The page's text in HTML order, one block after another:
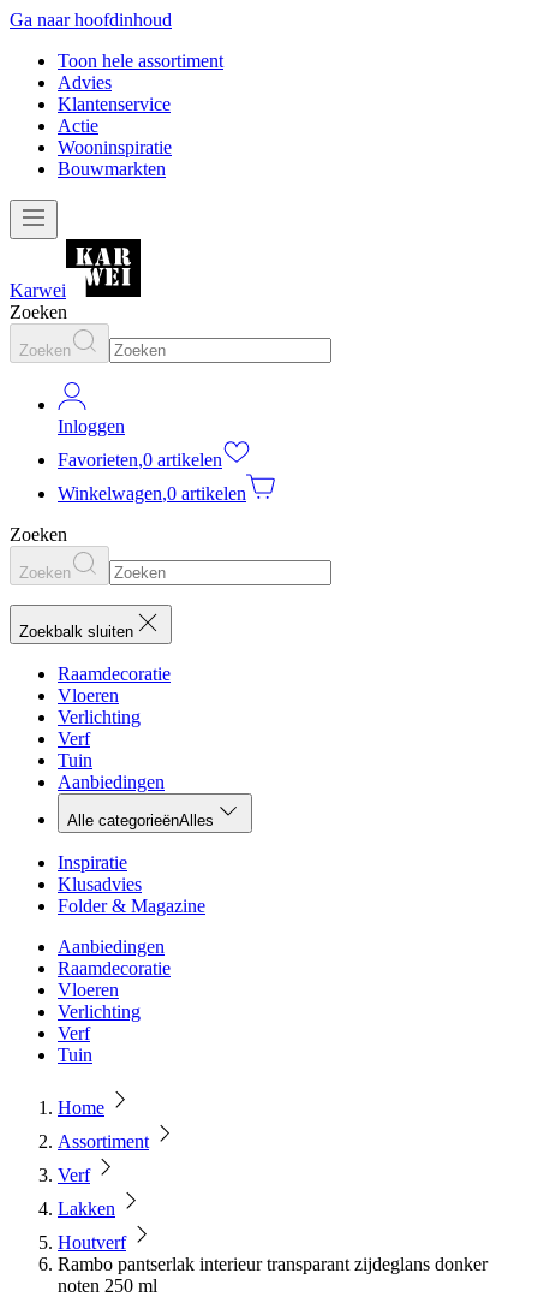
Ga naar hoofdinhoud
Toon hele assortiment
Advies
Klantenservice
Actie
Wooninspiratie
Bouwmarkten
Karwei
Zoeken
Zoeken
Inloggen
Favorieten,0 artikelen
Winkelwagen,0 artikelen
Zoeken
Zoeken
Zoekbalk sluiten
Raamdecoratie
Vloeren
Verlichting
Verf
Tuin
Aanbiedingen
Alle categorieënAlles
Inspiratie
Klusadvies
Folder & Magazine
Aanbiedingen
Raamdecoratie
Vloeren
Verlichting
Verf
Tuin
Home
Assortiment
Verf
Lakken
Houtverf
Rambo pantserlak interieur transparant zijdeglans donker
noten 250 ml